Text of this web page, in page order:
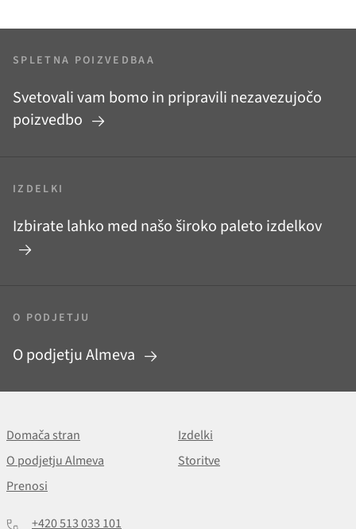
SPLETNA POIZVEDBAA
Svetovali vam bomo in pripravili nezavezujočo
poizvedbo
IZDELKI
Izbirate lahko med našo široko paleto izdelkov
O PODJETJU
O podjetju Almeva
Domača stran
Izdelki
O podjetju Almeva
Storitve
Prenosi
+420 513 033 101